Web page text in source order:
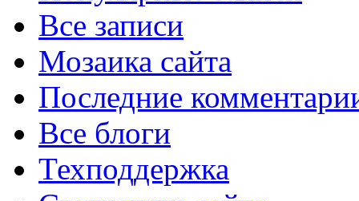
Все записи
Мозаика сайта
Последние
Все блоги
Техподдержка